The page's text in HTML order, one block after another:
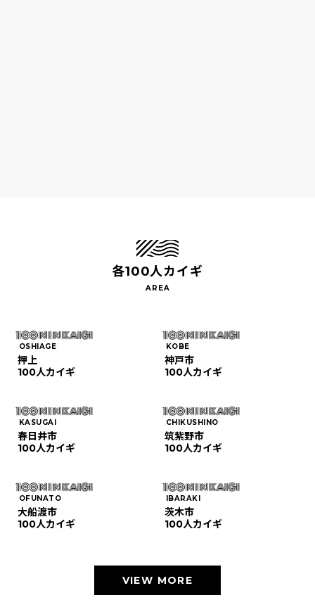
各100人カイギ
OSHIAGE
押上
100人カイギ
KOBE
神戸市
100人カイギ
KASUGAI
春日井市
100人カイギ
CHIKUSHINO
筑紫野市
100人カイギ
OFUNATO
大船渡市
100人カイギ
IBARAKI
茨木市
100人カイギ
VIEW MORE